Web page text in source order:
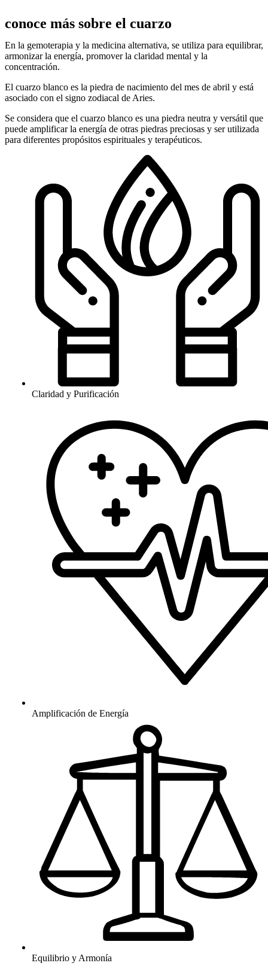
conoce más sobre el cuarzo
En la gemoterapia y la medicina alternativa, se utiliza para equilibrar,
armonizar la energía, promover la claridad mental y la
concentración.
El cuarzo blanco es la piedra de nacimiento del mes de abril y está
asociado con el signo zodiacal de Aries.
Se considera que el cuarzo blanco es una piedra neutra y versátil que
puede amplificar la energía de otras piedras preciosas y ser utilizada
para diferentes propósitos espirituales y terapéuticos.
Claridad y Purificación
Amplificación de Energía
Equilibrio y Armonía